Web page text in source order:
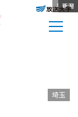
埼玉
山口
神奈川
大阪
香川
秋田
山梨
大阪
青森
大分
新潟